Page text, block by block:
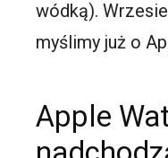
wódką).
myślimy już o
Apple